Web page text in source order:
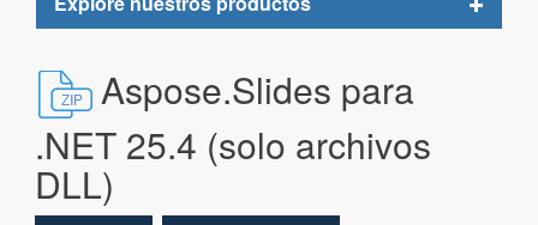
Aspose.Slides para
.NET 25.4 (solo archivos
DLL)